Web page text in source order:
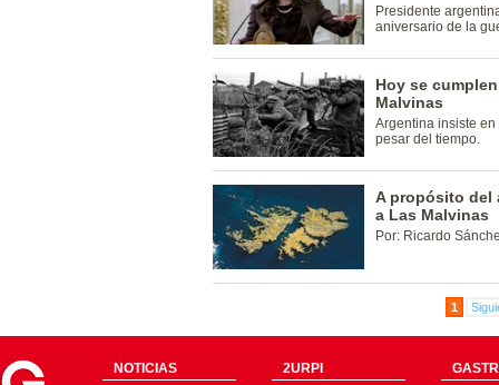
Presidente
aniversario de la
Hoy se
Malvinas
Argentina insiste
pesar del tiempo.
A propósito del
a Las Malvinas
Por: Ricardo
1
NOTICIAS
2URPI